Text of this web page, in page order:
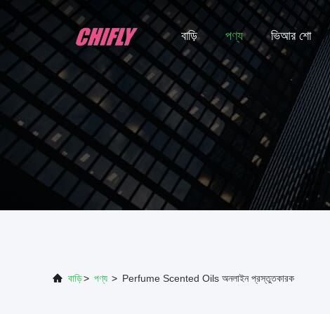
বাড়ি পণ্য ভিআর শো
বাড়ি> পণ্য > Perfume Scented Oils অনলাইন প্রস্তুতকারক